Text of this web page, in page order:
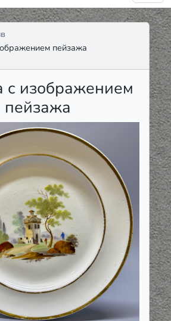
пейзажа
с изображением
пейзажа